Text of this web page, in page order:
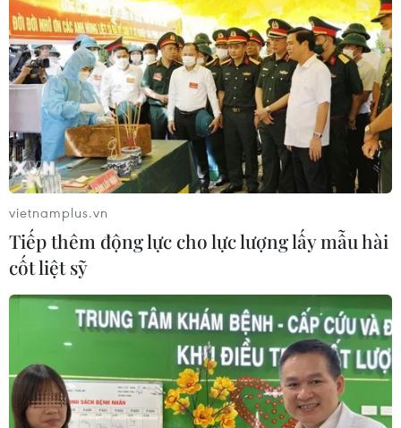
TIN CÙNG CHUYÊN MỤC
vietnamplus.vn
Tiếp thêm động lực cho lực lượng lấy mẫu hài
cốt liệt sỹ